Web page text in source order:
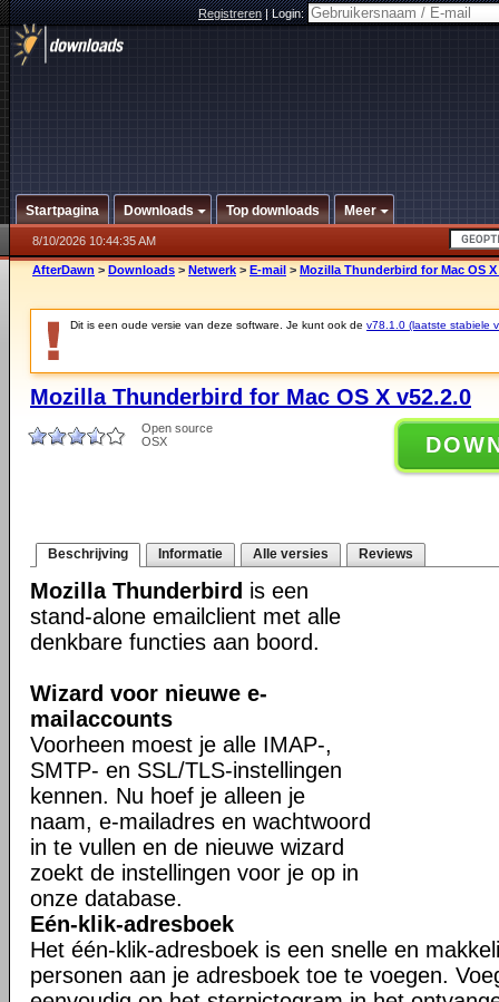
Registreren|Login:
Startpagina Downloads Top downloads Meer
8/10/2026 10:44:35 AM
AfterDawn > Downloads > Netwerk > E-mail > Mozilla Thunderbird for Mac OS X
Dit is een oude versie van deze software. Je kunt ook de v78.1.0 (laatste stabiele
Mozilla Thunderbird for Mac OS X v52.2.0
Open source
OSX
Beschrijving Informatie Alle versies Reviews
Mozilla Thunderbird is een
stand-alone emailclient met alle
denkbare functies aan boord.
Wizard voor nieuwe e-
mailaccounts
Voorheen moest je alle IMAP-,
SMTP- en SSL/TLS-instellingen
kennen. Nu hoef je alleen je
naam, e-mailadres en wachtwoord
in te vullen en de nieuwe wizard
zoekt de instellingen voor je op in
onze database.
Eén-klik-adresboek
Het één-klik-adresboek is een snelle en
personen aan je adresboek toe te voegen.